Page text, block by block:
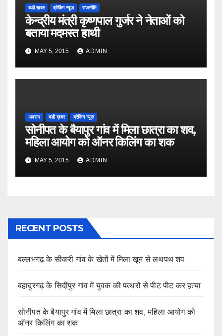
बडी ख़बर ब्रेकिंग न्यूज़ राजनीति
केन्द्रीय मंत्री कृष्णपाल गुर्जर ने नेताओं को
बताया मदमस्त हाथी
MAY 5, 2015 ADMIN
अपराध बडी ख़बर ब्रेकिंग न्यूज़
सोनीपत के बैयापुर गांव में मिला छात्रा का शव,
महिला आयोग को ऑनर किलिंग का शक
MAY 5, 2015 ADMIN
RECENT POSTS
बल्लभगढ़ के सीकरी गांव के खेतों में मिला खून से लथपथ शव
बहादुरगढ़ के सिदीपुर गांव में युवक की पत्थरों से पीट पीट कर हत्या
सोनीपत के बैयापुर गांव में मिला छात्रा का शव, महिला आयोग को
ऑनर किलिंग का शक